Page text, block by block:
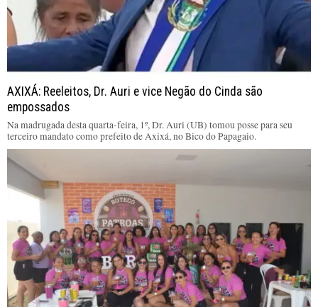
AXIXÁ: Reeleitos, Dr. Auri e vice Negão do Cinda são
empossados
Na madrugada desta quarta-feira, 1º, Dr. Auri (UB) tomou posse para seu
terceiro mandato como prefeito de Axixá, no Bico do Papagaio.